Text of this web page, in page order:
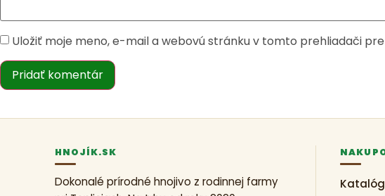
Uložiť moje meno, e-mail a webovú stránku v tomto prehliadači
HNOJÍK.SK
Dokonalé prírodné hnojivo z rodinnej farmy